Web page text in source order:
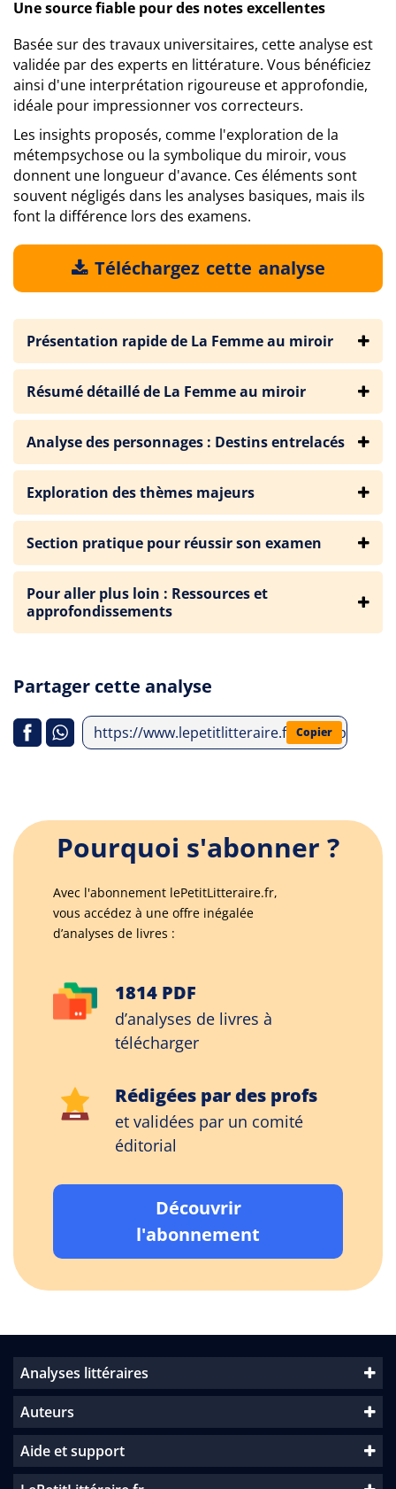
Une source fiable pour des notes excellentes
Basée sur des travaux universitaires, cette analyse est
validée par des experts en littérature. Vous bénéficiez
ainsi d'une interprétation rigoureuse et approfondie,
idéale pour impressionner vos correcteurs.
Les insights proposés, comme l'exploration de la
métempsychose ou la symbolique du miroir, vous
donnent une longueur d'avance. Ces éléments sont
souvent négligés dans les analyses basiques, mais ils
font la différence lors des examens.
Téléchargez cette analyse
Présentation rapide de La Femme au miroir
Résumé détaillé de La Femme au miroir
Analyse des personnages : Destins entrelacés
Exploration des thèmes majeurs
Section pratique pour réussir son examen
Pour aller plus loin : Ressources et
approfondissements
Partager cette analyse
https://www.lepetitlitteraire.fr/index.php/
Copier
Pourquoi s'abonner ?
Avec l'abonnement lePetitLitteraire.fr,
vous accédez à une offre inégalée
d’analyses de livres :
1814 PDF
d’analyses de livres à
télécharger
Rédigées par des profs
et validées par un comité
éditorial
Découvrir
l'abonnement
Analyses littéraires
Auteurs
Aide et support